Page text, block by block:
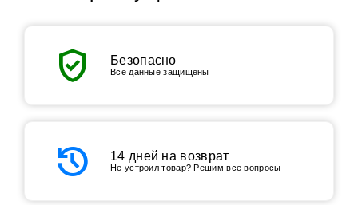
verified_user Безопасно
Все данные защищены
history 14 дней на возврат
Не устроил товар? Решим все вопросы